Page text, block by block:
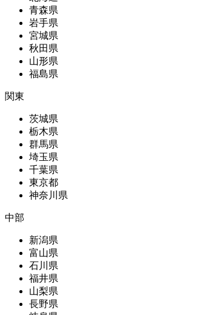
青森県
岩手県
宮城県
秋田県
山形県
福島県
関東
茨城県
栃木県
群馬県
埼玉県
千葉県
東京都
神奈川県
中部
新潟県
富山県
石川県
福井県
山梨県
長野県